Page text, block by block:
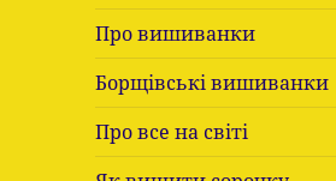
Про вишиванки
Борщівські вишиванки
Про все на світі